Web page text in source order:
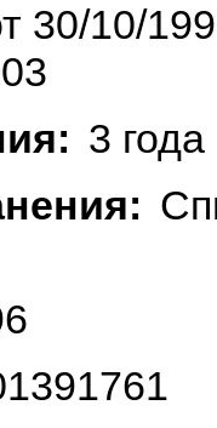
30/10/
3 года